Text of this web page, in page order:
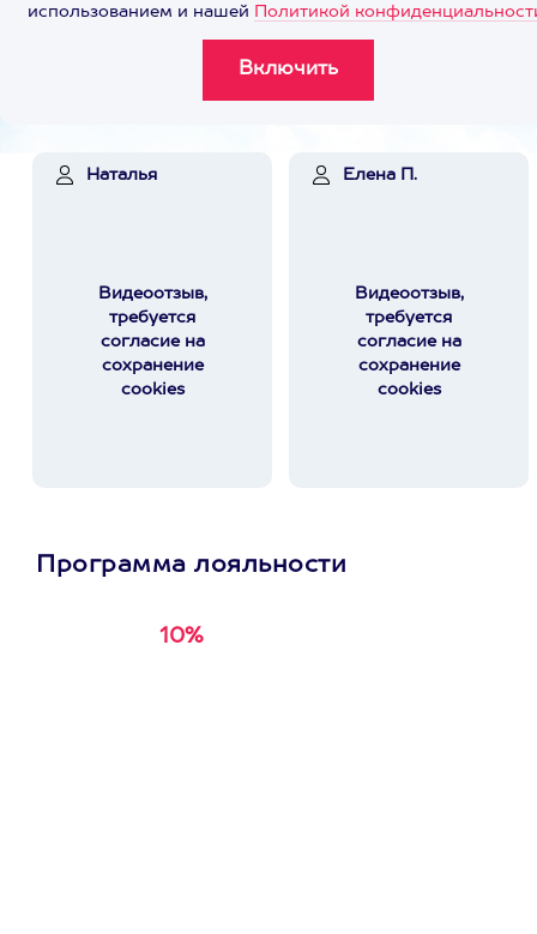
использованием и нашей Политикой
Наталья
Видеоотзыв,
требуется
согласие на
сохранение
cookies
Елена П.
Видеоотзыв,
требуется
согласие на
сохранение
cookies
Программа лояльности
10%